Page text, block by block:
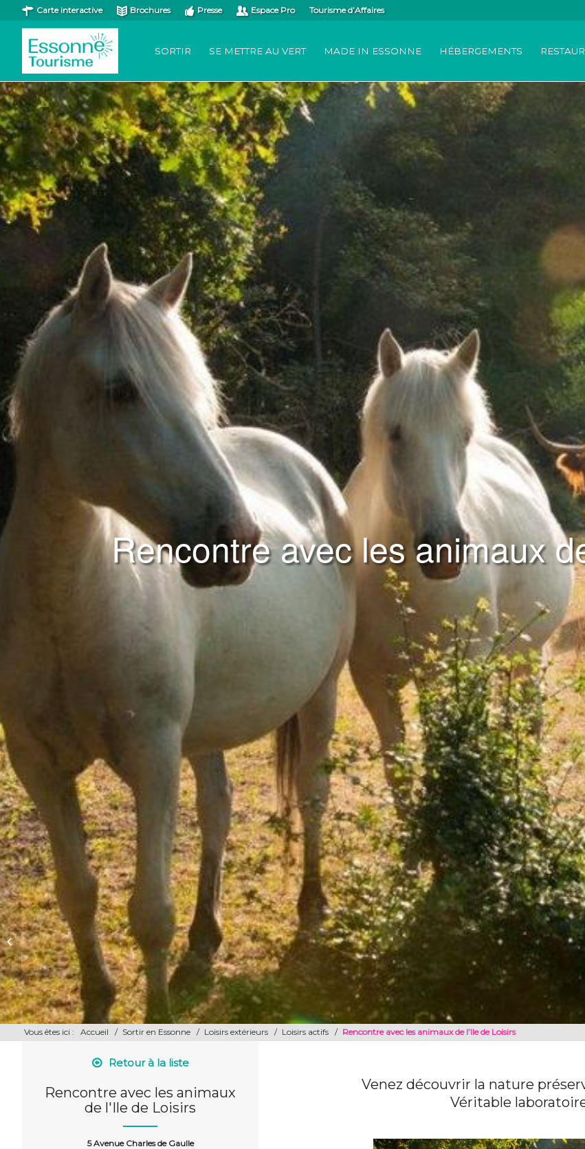
Carte interactive Brochures Presse Espace Pro Tourisme d’Affaires
SORTIR SE METTRE AU VERT MADE IN ESSONNE HÉBERGEMENTS
Rencontre avec les animaux
Vous êtes ici : Accueil / Sortir en Essonne / Loisirs extérieurs / Loisirs actifs / Rencontre avec les animaux de l’Ile de Loisirs
Retour à la liste
Rencontre avec les animaux
de l'Ile de Loisirs
5 Avenue Charles de Gaulle
Venez découvrir la nature
Véritable
Terrain de basket-ball île de loisirs